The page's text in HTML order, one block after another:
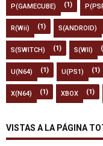
P(GAMECUBE) (1)
R(Wii) (1) S(ANDROID)
S(SWITCH) (1) S(WII)
U(N64) (1) U(PS1) (1)
X(N64) (1) XBOX (1)
VISTAS A LA PÁGINA